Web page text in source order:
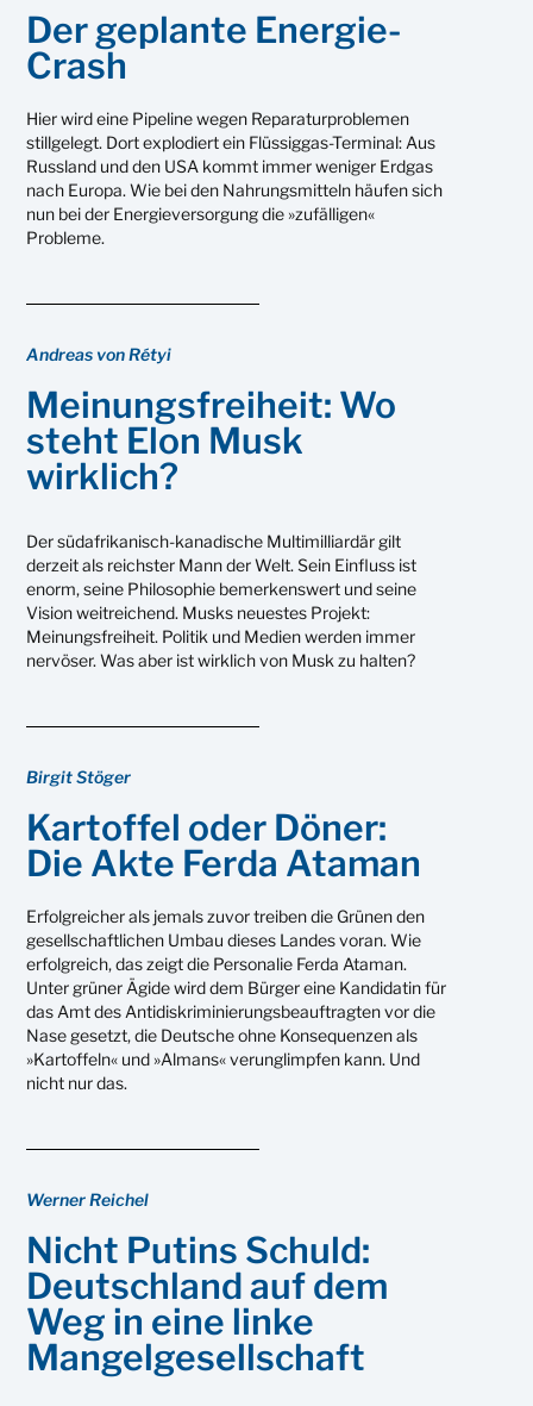
Der geplante Energie-
Crash
Hier wird eine Pipeline wegen Reparaturproblemen
stillgelegt. Dort explodiert ein Flüssiggas-Terminal: Aus
Russland und den USA kommt immer weniger Erdgas
nach Europa. Wie bei den Nahrungsmitteln häufen sich
nun bei der Energieversorgung die »zufälligen«
Probleme.
Andreas von Rétyi
Meinungsfreiheit: Wo
steht Elon Musk
wirklich?
Der südafrikanisch-kanadische Multimilliardär gilt
derzeit als reichster Mann der Welt. Sein Einfluss ist
enorm, seine Philosophie bemerkenswert und seine
Vision weitreichend. Musks neuestes Projekt:
Meinungsfreiheit. Politik und Medien werden immer
nervöser. Was aber ist wirklich von Musk zu halten?
Birgit Stöger
Kartoffel oder Döner:
Die Akte Ferda Ataman
Erfolgreicher als jemals zuvor treiben die Grünen den
gesellschaftlichen Umbau dieses Landes voran. Wie
erfolgreich, das zeigt die Personalie Ferda Ataman.
Unter grüner Ägide wird dem Bürger eine Kandidatin für
das Amt des Antidiskriminierungsbeauftragten vor die
Nase gesetzt, die Deutsche ohne Konsequenzen als
»Kartoffeln« und »Almans« verunglimpfen kann. Und
nicht nur das.
Werner Reichel
Nicht Putins Schuld:
Deutschland auf dem
Weg in eine linke
Mangelgesellschaft